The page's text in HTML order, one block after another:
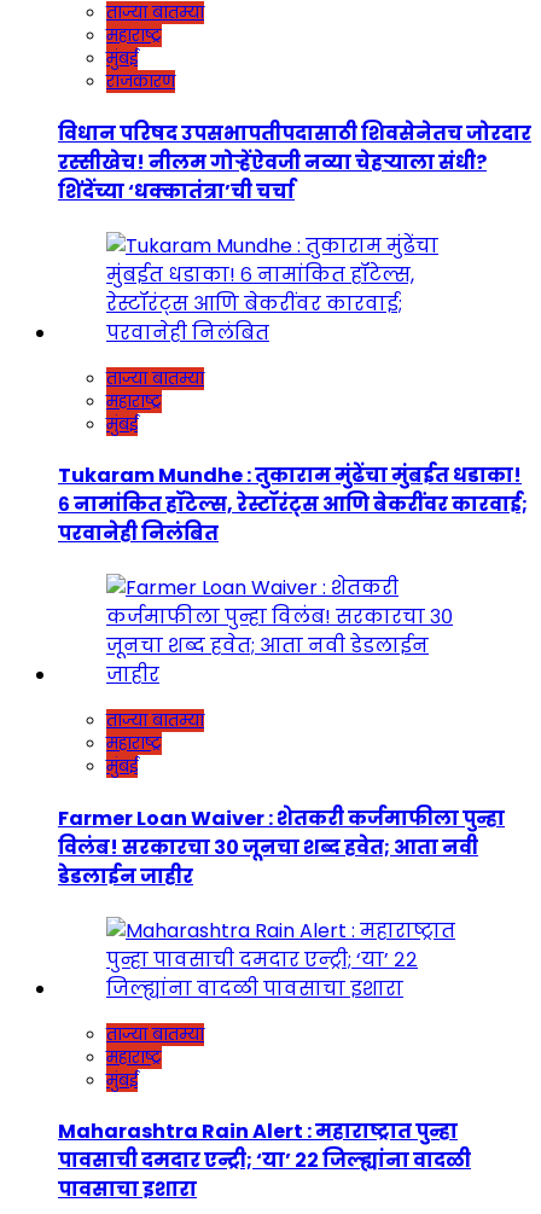
ताज्या बातम्या
महाराष्ट्र
मुंबई
राजकारण
विधान परिषद उपसभापतीपदासाठी शिवसेनेतच जोरदार
रस्सीखेच! नीलम गोऱ्हेंऐवजी नव्या चेहऱ्याला संधी?
शिंदेंच्या ‘धक्कातंत्रा’ची चर्चा
ताज्या बातम्या
महाराष्ट्र
मुंबई
Tukaram Mundhe : तुकाराम मुंढेंचा मुंबईत धडाका!
६ नामांकित हॉटेल्स, रेस्टॉरंट्स आणि बेकरींवर कारवाई;
परवानेही निलंबित
ताज्या बातम्या
महाराष्ट्र
मुंबई
Farmer Loan Waiver : शेतकरी कर्जमाफीला पुन्हा
विलंब! सरकारचा ३० जूनचा शब्द हवेत; आता नवी
डेडलाईन जाहीर
ताज्या बातम्या
महाराष्ट्र
मुंबई
Maharashtra Rain Alert : महाराष्ट्रात पुन्हा
पावसाची दमदार एन्ट्री; ‘या’ २२ जिल्ह्यांना वादळी
पावसाचा इशारा